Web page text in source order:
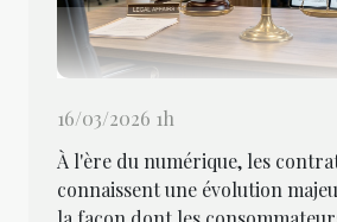
16/03/2026 1h
À l'ère du numérique, les
connaissent une évolution